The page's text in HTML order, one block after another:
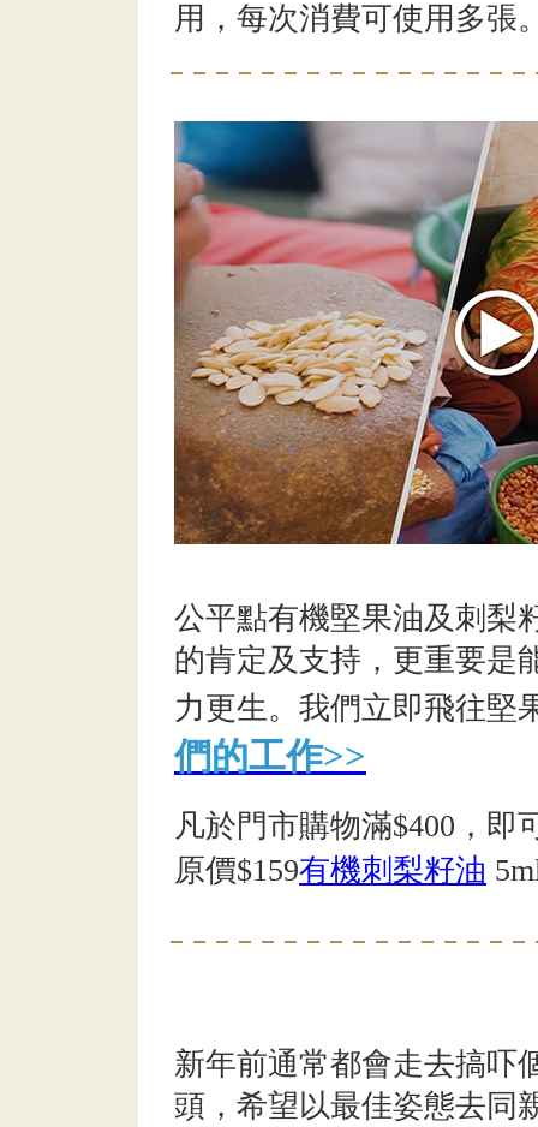
用，每次消費可使用多張
公平點有機堅果油及刺梨
的肯定及支持，更重要是
力更生。我們立即飛往堅
們的工作>>
凡於門市購物滿$400，即
原價$159有機刺梨籽油
新年前通常都會走去搞吓
頭，希望以最佳姿態去同